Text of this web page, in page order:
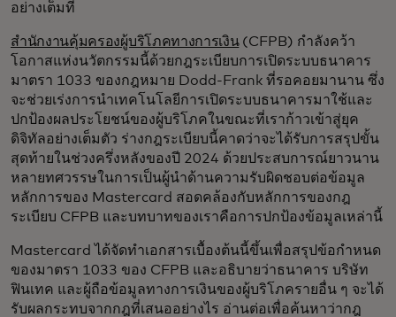
อย่างเต็มที่
สำนักงานคุ้มครองผู้บริโภคทางการเงิน(CFPB) กำลังคว้า
โอกาสแห่งนวัตกรรมนี้ด้วยกฎระเบียบการเปิดระบบธนาคาร
มาตรา 1033 ของกฎหมาย Dodd-Frank ที่รอคอยมานาน ซึ่ง
จะช่วยเร่งการนำเทคโนโลยีการเปิดระบบธนาคารมาใช้และ
ปกป้องผลประโยชน์ของผู้บริโภคในขณะที่เราก้าวเข้าสู่ยุค
ดิจิทัลอย่างเต็มตัว ร่างกฎระเบียบนี้คาดว่าจะได้รับการสรุปขั้น
สุดท้ายในช่วงครึ่งหลังของปี 2024 ด้วยประสบการณ์ยาวนาน
หลายทศวรรษในการเป็นผู้นำด้านความรับผิดชอบต่อข้อมูล
หลักการของ Mastercard สอดคล้องกับหลักการของกฎ
ระเบียบ CFPB และบทบาทของเราคือการปกป้องข้อมูลเหล่านี้
Mastercard ได้จัดทำเอกสารเบื้องต้นนี้ขึ้นเพื่อสรุปข้อกำหนด
ของมาตรา 1033 ของ CFPB และอธิบายว่าธนาคาร บริษัท
ฟินเทค และผู้ถือข้อมูลทางการเงินของผู้บริโภครายอื่น ๆ จะได้
รับผลกระทบจากกฎที่เสนออย่างไร อ่านต่อเพื่อค้นหาว่ากฎ